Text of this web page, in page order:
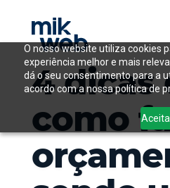
O nosso website utiliza cookies
experiência melhor e mais
dá o seu consentimento para a
acordo com a nossa política de
4 dicas
como